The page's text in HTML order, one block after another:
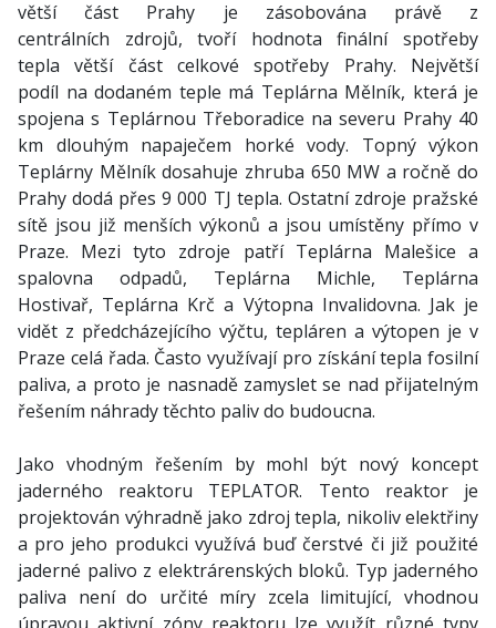
větší část Prahy je zásobována právě z
centrálních zdrojů, tvoří hodnota finální spotřeby
tepla větší část celkové spotřeby Prahy. Největší
podíl na dodaném teple má Teplárna Mělník, která je
spojena s Teplárnou Třeboradice na severu Prahy 40
km dlouhým napaječem horké vody. Topný výkon
Teplárny Mělník dosahuje zhruba 650 MW a ročně do
Prahy dodá přes 9 000 TJ tepla. Ostatní zdroje pražské
sítě jsou již menších výkonů a jsou umístěny přímo v
Praze. Mezi tyto zdroje patří Teplárna Malešice a
spalovna odpadů, Teplárna Michle, Teplárna
Hostivař, Teplárna Krč a Výtopna Invalidovna. Jak je
vidět z předcházejícího výčtu, tepláren a výtopen je v
Praze celá řada. Často využívají pro získání tepla fosilní
paliva, a proto je nasnadě zamyslet se nad přijatelným
řešením náhrady těchto paliv do budoucna.
Jako vhodným řešením by mohl být nový koncept
jaderného reaktoru TEPLATOR. Tento reaktor je
projektován výhradně jako zdroj tepla, nikoliv elektřiny
a pro jeho produkci využívá buď čerstvé či již použité
jaderné palivo z elektrárenských bloků. Typ jaderného
paliva není do určité míry zcela limitující, vhodnou